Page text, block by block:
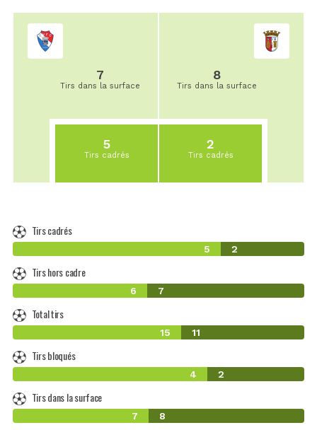
7
Tirs dans la surface
5
Tirs cadrés
8
Tirs dans la surface
2
Tirs cadrés
Tirs cadrés
5 2
Tirs hors cadre
6 7
Total tirs
15 11
Tirs bloqués
4 2
Tirs dans la surface
7 8